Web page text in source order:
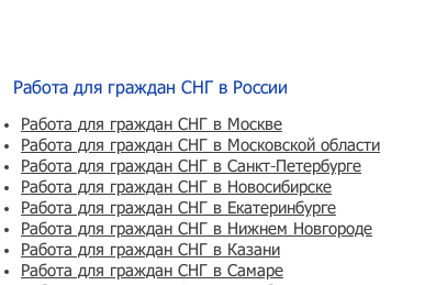
Работа для граждан СНГ в России
Работа для граждан СНГ в Москве
Работа для граждан СНГ в Московской области
Работа для граждан СНГ в Санкт-Петербурге
Работа для граждан СНГ в Новосибирске
Работа для граждан СНГ в Екатеринбурге
Работа для граждан СНГ в Нижнем Новгороде
Работа для граждан СНГ в Казани
Работа для граждан СНГ в Самаре